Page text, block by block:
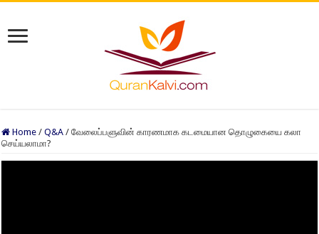
Home / Q&A / வேலைப்பளுவின் காரணமாக கடமையான தொழுகையை கலா
செய்யலாமா?